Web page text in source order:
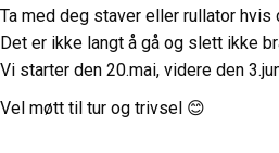
Ta med deg staver eller rullator hvis
Det er ikke langt å gå og slett ikke
Vi starter den 20.mai, videre den
Vel møtt til tur og trivsel 😊